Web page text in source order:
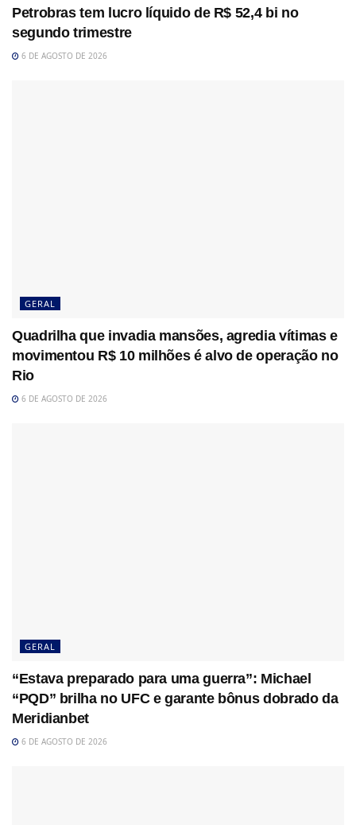
Petrobras tem lucro líquido de R$ 52,4 bi no
segundo trimestre
6 DE AGOSTO DE 2026
GERAL
Quadrilha que invadia mansões, agredia vítimas e
movimentou R$ 10 milhões é alvo de operação no
Rio
6 DE AGOSTO DE 2026
GERAL
“Estava preparado para uma guerra”: Michael
“PQD” brilha no UFC e garante bônus dobrado da
Meridianbet
6 DE AGOSTO DE 2026